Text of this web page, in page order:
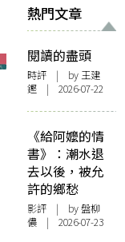
熱門文章
閱讀的盡頭
時評 | by 王建
鏗 | 2026-07-22
《給阿嬤的情
書》：潮水退
去以後，被允
許的鄉愁
影評 | by 盤柳
儂 | 2026-07-23